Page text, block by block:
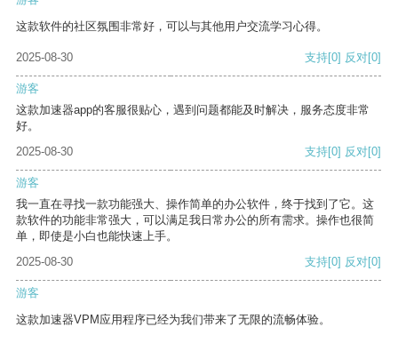
这款软件的社区氛围非常好，可以与其他用户交流学习心得。
2025-08-30 支持[0] 反对[0]
游客
这款加速器app的客服很贴心，遇到问题都能及时解决，服务态度非常
好。
2025-08-30
支持[0] 反对[0]
游客
我一直在寻找一款功能强大、操作简单的办公软件，终于找到了它。这
款软件的功能非常强大，可以满足我日常办公的所有需求。操作也很简
单，即使是小白也能快速上手。
2025-08-30
支持[0] 反对[0]
游客
这款加速器VPM应用程序已经为我们带来了无限的流畅体验。